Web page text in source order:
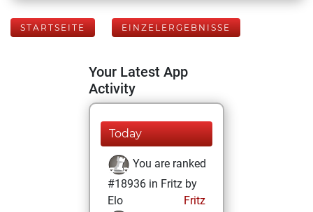
STARTSEITE EINZELERGEBNISSE
Your Latest App
Activity
Today
You are ranked
#18936 in Fritz by
Elo
Fritz